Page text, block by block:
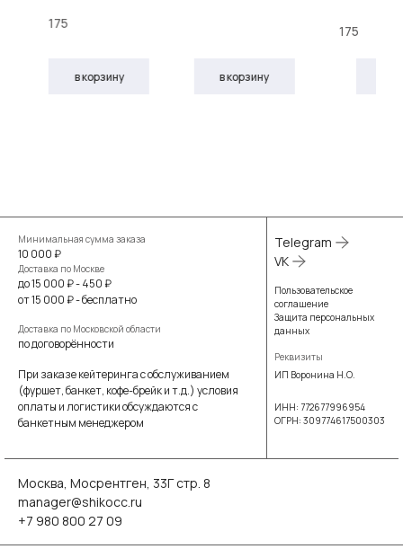
175
в корзину в корзину
175
Минимальная сумма заказа
10 000 ₽
Доставка по Москве
до 15 000 ₽ - 450 ₽
от 15 000 ₽ - бесплатно
Доставка по Московской области
по договорённости
При заказе кейтеринга с обслуживанием
(фуршет, банкет, кофе-брейк и т.д.) условия
оплаты и логистики обсуждаются с
банкетным менеджером
Telegram
VK
Пользовательское
соглашение
Защита персональных
данных
Реквизиты
ИП Воронина Н.О.
ИНН: 772677996954
ОГРН: 309774617500303
Москва, Мосрентген, 33Г стр. 8
manager@shikocc.ru
+7 980 800 27 09